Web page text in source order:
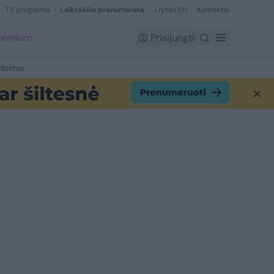
TV programa Laikraščio prenumerata Lrytas EN Kontaktai
Prisijungti